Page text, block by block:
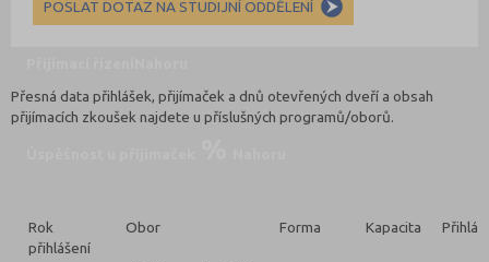
POSLAT DOTAZ NA STUDIJNÍ ODDĚLENÍ
Přesná data přihlášek, přijímaček a dnů otevřených dveří a obsah
přijímacích zkoušek najdete u příslušných programů/oborů.
Rok
přihlášení
Obor Forma Kapacita